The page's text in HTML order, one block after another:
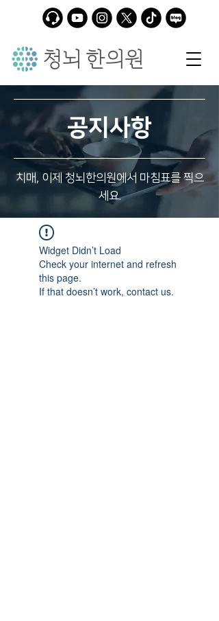
공지사항
치매, 이제 청뇌한의원에서 마침표를 찍으
세요.
Widget Didn’t Load
Check your internet and refresh
this page.
If that doesn’t work, contact us.